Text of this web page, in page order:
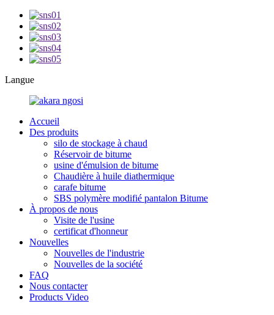
Langue
Accueil
Des produits
silo de stockage à chaud
Réservoir de bitume
usine d'émulsion de bitume
Chaudière à huile diathermique
carafe bitume
SBS polymère modifié pantalon Bitume
À propos de nous
Visite de l'usine
certificat d'honneur
Nouvelles
Nouvelles de l'industrie
Nouvelles de la société
FAQ
Nous contacter
Products Video